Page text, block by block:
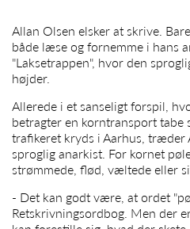
Allan Olsen elsker at skrive.
både læse og fornemme i hans
"Laksetrappen", hvor den
højder.
Allerede i et sanseligt forspil,
betragter en korntransport
trafikeret kryds i Aarhus, træder
sproglig anarkist. For kornet
strømmede, flød, væltede eller
- Det kan godt være, at ordet
Retskrivningsordbog. Men der